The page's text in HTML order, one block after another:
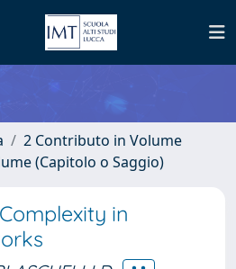
2 Contributo in Volume
(Capitolo o Saggio)
in